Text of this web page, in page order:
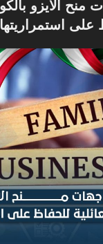
منح الايزو
على